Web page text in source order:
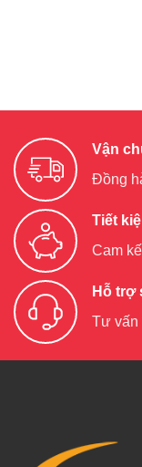
Vận
Đồng
Tiết
Cam
Hỗ trợ
Tư vấn